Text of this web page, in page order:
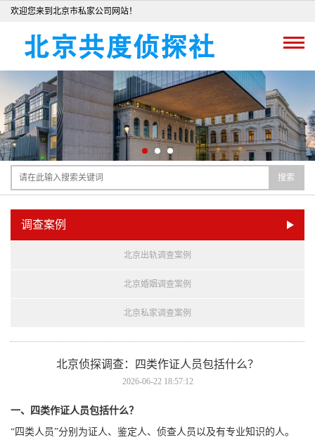
欢迎您来到北京市私家公司网站！
搜索
调查案例
北京出轨调查案例
北京婚姻调查案例
北京私家调查案例
北京侦探调查： 四类作证人员包括什么？
2026-06-22 18:57:12
一、四类作证人员包括什么？
“四类人员”分别为证人、鉴定人、侦查人员以及有专业知识的人。